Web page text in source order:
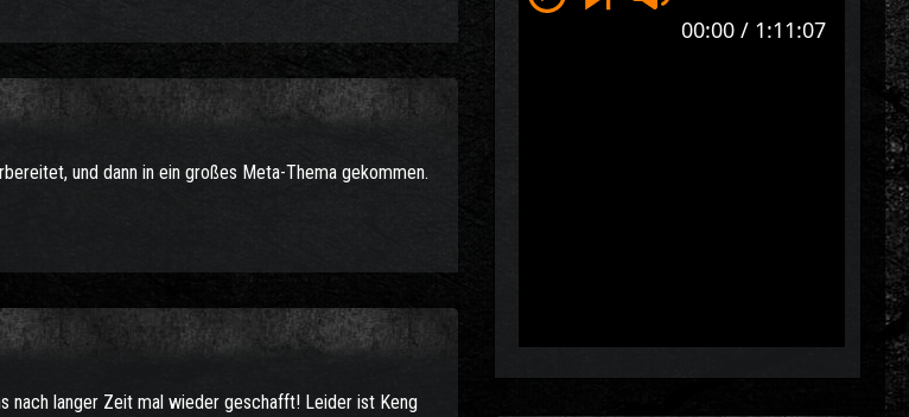
und dann in ein großes Meta-Thema gekommen.
nach langer Zeit mal wieder geschafft! Leider ist Keng